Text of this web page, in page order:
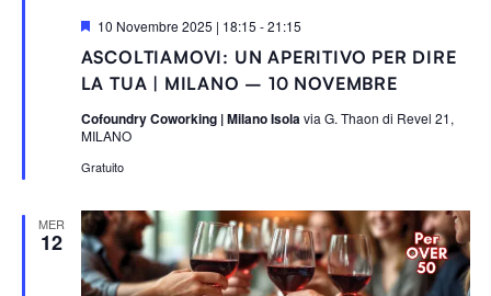
ASCOLTIAMOVI: UN APERITIVO PER DIRE
LA TUA | MILANO – 10 NOVEMBRE
S
g
n
a
l
a
t
i
10 Novembre 2025 | 18:15 -21:15
Cofoundry Coworking | Milano Isola via G. Thaon di Revel 21,
MILANO
Gratuito
MER
12